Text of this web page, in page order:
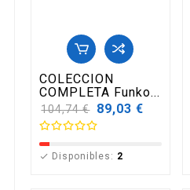
COLECCION
COMPLETA Funko...
Precio
base
104,74 € 89,03 €
 Disponibles: 2